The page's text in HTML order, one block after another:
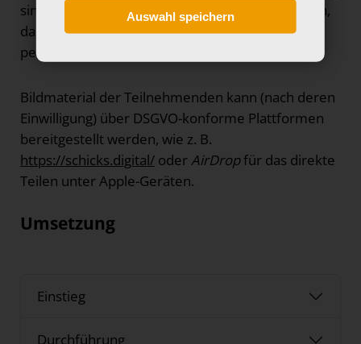
sind, sollten von der Einrichtung angelegt werden,
damit alle darauf zugreifen können und ihre
persönlichen Daten nicht eingeben müssen.
Bildmaterial der Teilnehmenden kann (nach deren
Einwilligung) über DSGVO-konforme Plattformen
bereitgestellt werden, wie z. B.
https://schicks.digital/ oderAirDropfür das direkte
Teilen unter Apple-Geräten.
Umsetzung
Einstieg
Durchführung
Auswahl speichern